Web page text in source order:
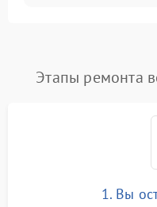
Этапы ремонта
1. Вы